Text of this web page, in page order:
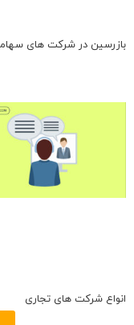
بازرسین در شرکت های
انواع شرکت های تجاری